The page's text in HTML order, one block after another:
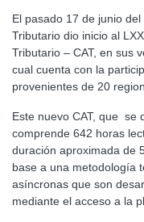
El pasado 17 de junio
Tributario dio inicio al
Tributario – CAT, en sus
cual cuenta con la
provenientes de 20
Este nuevo CAT, que se
comprende 642 horas
duración aproximada de
base a una metodología
asíncronas que son
mediante el acceso a la